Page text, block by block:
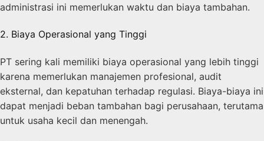
administrasi ini memerlukan waktu dan biaya tambahan.
2. Biaya Operasional yang Tinggi
PT sering kali memiliki biaya operasional yang lebih tinggi
karena memerlukan manajemen profesional, audit
eksternal, dan kepatuhan terhadap regulasi. Biaya-biaya ini
dapat menjadi beban tambahan bagi perusahaan, terutama
untuk usaha kecil dan menengah.